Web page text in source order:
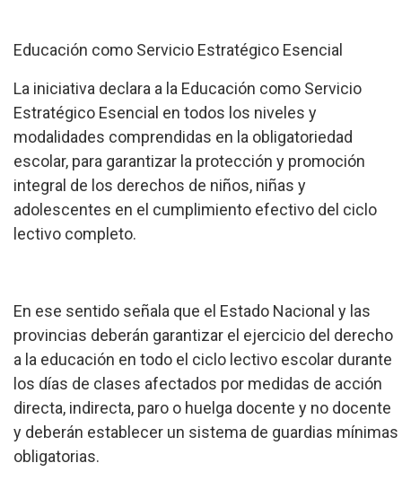
Educación como Servicio Estratégico Esencial
La iniciativa declara a la Educación como Servicio
Estratégico Esencial en todos los niveles y
modalidades comprendidas en la obligatoriedad
escolar, para garantizar la protección y promoción
integral de los derechos de niños, niñas y
adolescentes en el cumplimiento efectivo del ciclo
lectivo completo.
En ese sentido señala que el Estado Nacional y las
provincias deberán garantizar el ejercicio del derecho
a la educación en todo el ciclo lectivo escolar durante
los días de clases afectados por medidas de acción
directa, indirecta, paro o huelga docente y no docente
y deberán establecer un sistema de guardias mínimas
obligatorias.